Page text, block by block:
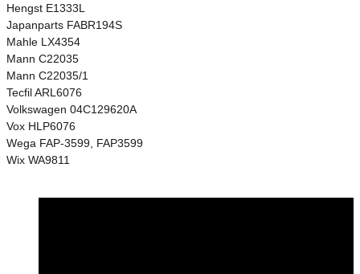
Hengst E1333L
Japanparts FABR194S
Mahle LX4354
Mann C22035
Mann C22035/1
Tecfil ARL6076
Volkswagen 04C129620A
Vox HLP6076
Wega FAP-3599, FAP3599
Wix WA9811